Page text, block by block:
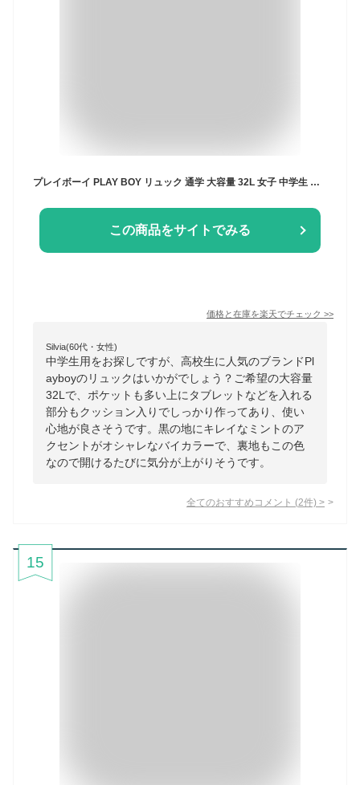
プレイボーイ PLAY BOY リュック 通学 大容量 32L 女子 中学生 高校生 おしゃれ かわいい ブランド リュックサック スクールバッグ 人気 デイパック 女子高生 多機能 511706 (バッグ/レディース/丈夫/おしゃれ/学生/入学/黒/ミント/大型/部活)(店頭受取対応商品)
この商品をサイトでみる
価格と在庫を楽天でチェック >>
Silvia(60代・女性)
中学生用をお探しですが、高校生に人気のブランドPl
ayboyのリュックはいかがでしょう？ご希望の大容量
32Lで、ポケットも多い上にタブレットなどを入れる
部分もクッション入りでしっかり作ってあり、使い
心地が良さそうです。黒の地にキレイなミントのア
クセントがオシャレなバイカラーで、裏地もこの色
なので開けるたびに気分が上がりそうです。
全てのおすすめコメント (2件) >
15